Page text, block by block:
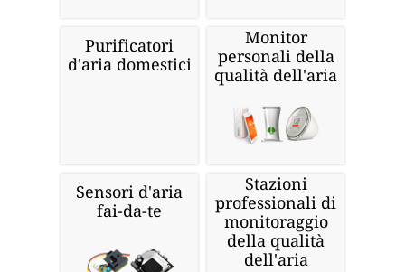
Purificatori
d'aria domestici
Monitor
personali della
qualità dell'aria
Sensori d'aria
fai-da-te
Stazioni
professionali di
monitoraggio
della qualità
dell'aria